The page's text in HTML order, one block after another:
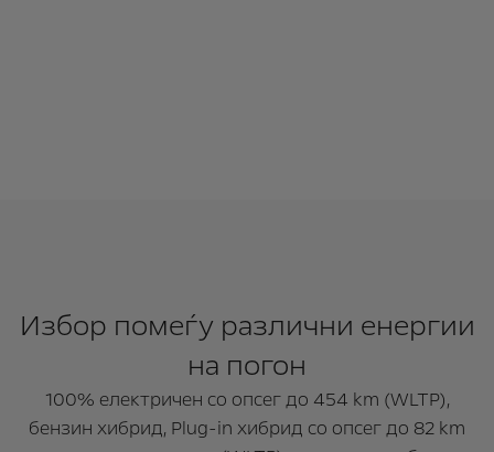
Избор помеѓу различни енергии
на погон
100% електричен со опсег до 454 km (WLTP),
бензин хибрид, Plug-in хибрид со опсег до 82 km